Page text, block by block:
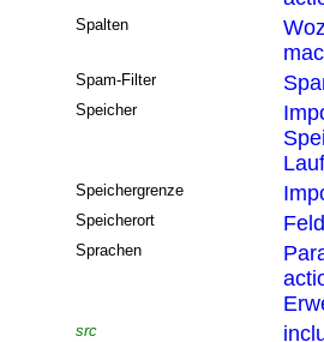
Spalten
Spam-Filter
Speicher
Speichergrenze
Speicherort
Sprachen
src